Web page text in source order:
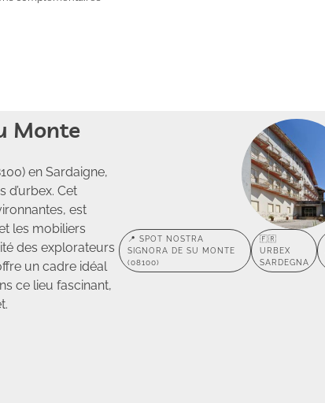
Monte
en Sardaigne,
d’urbex. Cet
est
les mobiliers
des explorateurs
un cadre idéal
ce lieu fascinant,
📍 SPOT NOSTRA
SIGNORA DE SU MONTE
(08100)
🇫🇷
URBEX
SARDEGNA